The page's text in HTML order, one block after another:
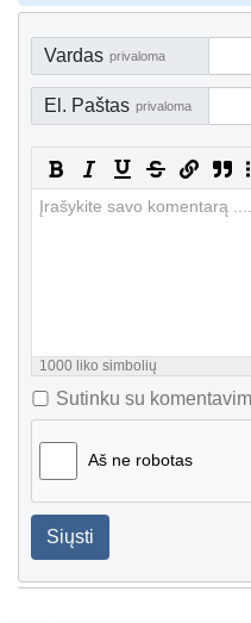
Vardas privaloma
El. Paštas privaloma
1000 liko simbolių
Sutinku su
Aš ne robotas
Siųsti